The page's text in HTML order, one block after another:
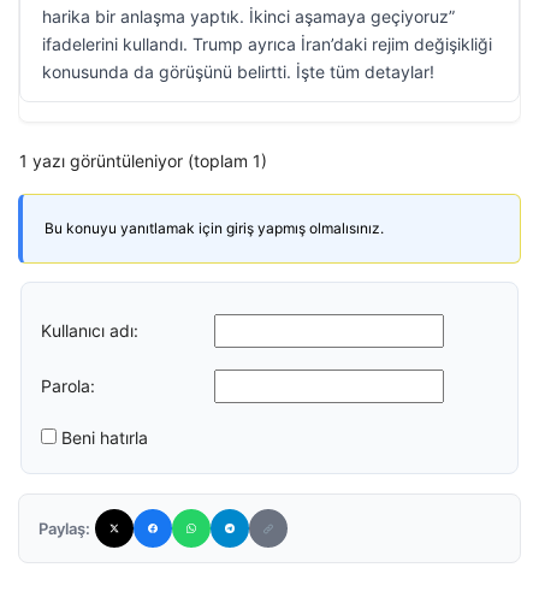
harika bir anlaşma yaptık. İkinci aşamaya geçiyoruz”
ifadelerini kullandı. Trump ayrıca İran’daki rejim değişikliği
konusunda da görüşünü belirtti. İşte tüm detaylar!
1 yazı görüntüleniyor (toplam 1)
Bu konuyu yanıtlamak için giriş yapmış olmalısınız.
Kullanıcı adı:
Parola:
Beni hatırla
Paylaş: